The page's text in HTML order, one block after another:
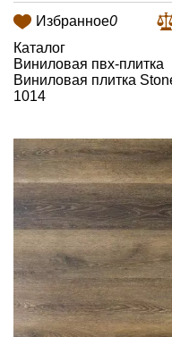
Избранное0
Каталог
Виниловая пвх-плитка
Виниловая плитка
1014